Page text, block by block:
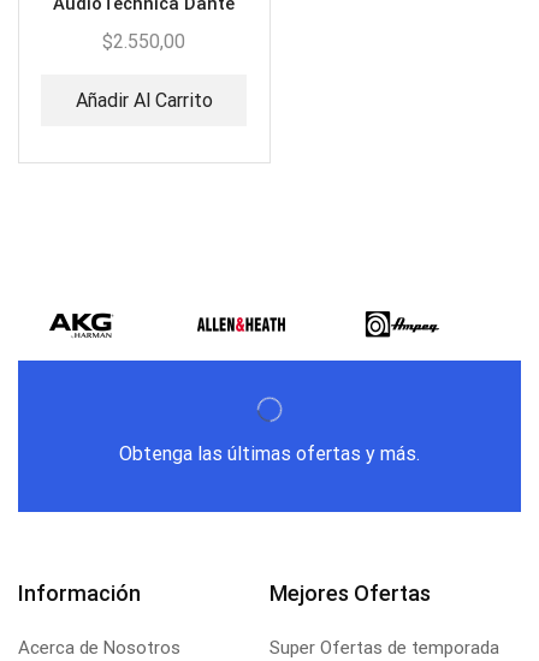
enabled | Micrófonos de
$2.550,00
Añadir Al Carrito
Obtenga las últimas ofertas y más.
Información
Acerca de Nosotros
Mejores Ofertas
Super Ofertas de temporada